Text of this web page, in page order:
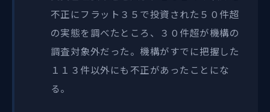
不正にフラット３５で投資された５０件超
の実態を調べたところ、３０件超が機構の
調査対象外だった。機構がすでに把握した
１１３件以外にも不正があったことにな
る。